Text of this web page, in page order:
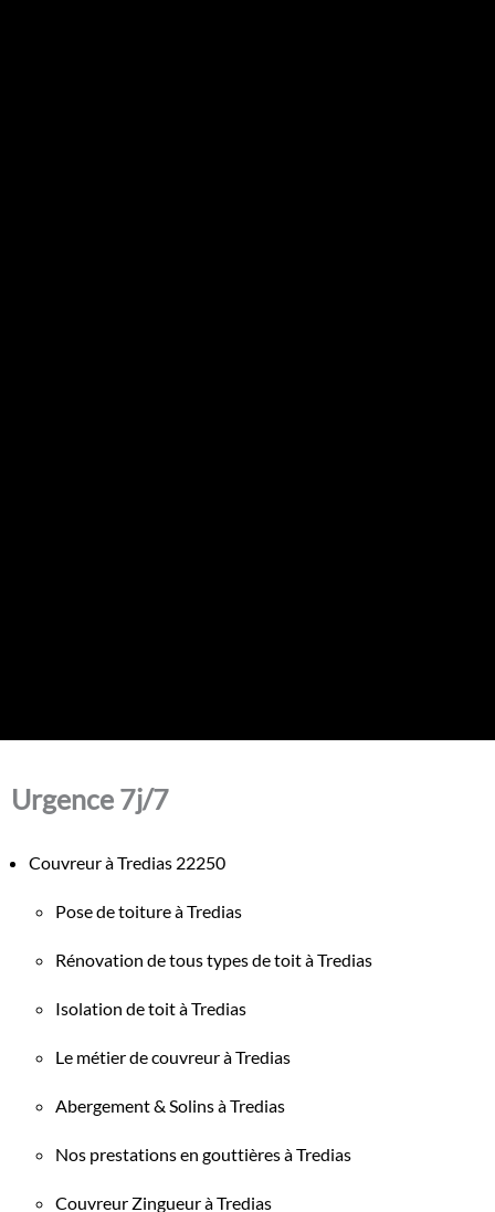
Urgence 7j/7
Couvreur à Tredias 22250
Pose de toiture à Tredias
Rénovation de tous types de toit à Tredias
Isolation de toit à Tredias
Le métier de couvreur à Tredias
Abergement & Solins à Tredias
Nos prestations en gouttières à Tredias
Couvreur Zingueur à Tredias